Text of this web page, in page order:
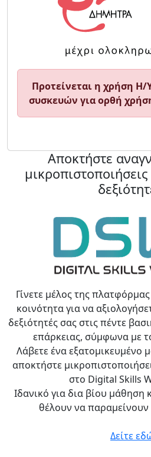
Προτείνεται η χρήση Η/
συσκευών για ορθή
Αποκτήστε
Γίνετε μέλος της
κοινότητα για να
δεξιότητές σας στις πέντε
επάρκειας, σύμφωνα με
Λάβετε ένα εξατομικευμένο
αποκτήστε
στο Digital Skills
Ιδανικό για δια βίου μάθηση
θέλουν να παραμείνουν
Δείτε